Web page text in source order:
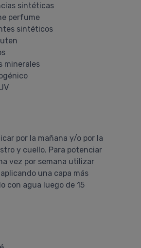
sintéticas
perfume
sintéticos
minerales
por la mañana y/o por la
y cuello. Para potenciar
vez por semana utilizar
una capa más
con agua luego de 15